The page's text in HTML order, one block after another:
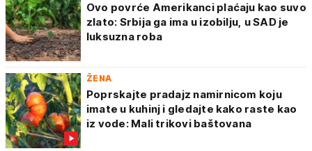
Ovo povrće Amerikanci plaćaju kao suvo
zlato: Srbija ga ima u izobilju, u SAD je
luksuzna roba
ŽENA
Poprskajte pradajz namirnicom koju
imate u kuhinj i gledajte kako raste kao
iz vode: Mali trikovi baštovana